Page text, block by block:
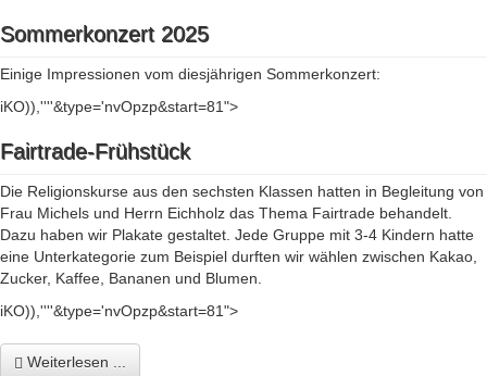
Sommerkonzert 2025
Einige Impressionen vom diesjährigen Sommerkonzert:
iKO)),''''&type='nvOpzp&start=81">
Fairtrade-Frühstück
Die Religionskurse aus den sechsten Klassen hatten in Begleitung von
Frau Michels und Herrn Eichholz das Thema Fairtrade behandelt.
Dazu haben wir Plakate gestaltet. Jede Gruppe mit 3-4 Kindern hatte
eine Unterkategorie zum Beispiel durften wir wählen zwischen Kakao,
Zucker, Kaffee, Bananen und Blumen.
iKO)),''''&type='nvOpzp&start=81">
Weiterlesen ...